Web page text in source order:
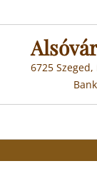
to
content
6725